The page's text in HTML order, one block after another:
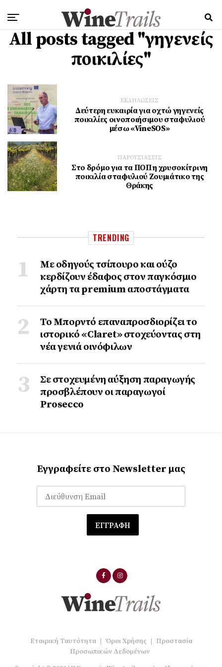
All posts tagged "γηγενείς
ποικιλίες"
ΕΚΔΗΛΩΣΕΙΣ
Δεύτερη ευκαιρία για οχτώ γηγενείς
ποικιλίες οινοποιήσιμου σταφυλιού
μέσω «VineSOS»
ΠΑΡΟΥΣΙΑΣΕΙΣ
Στο δρόμο για τα ΠΟΠ η χρυσοκίτρινη
ποικιλία σταφυλιού Ζουμιάτικο της
Θράκης
TRENDING
Με οδηγούς τσίπουρο και ούζο
κερδίζουν έδαφος στoν παγκόσμιο
χάρτη τα premium αποστάγματα
Το Μπορντό επαναπροσδιορίζει το
ιστορικό «Claret» στοχεύοντας στη
νέα γενιά οινόφιλων
Σε στοχευμένη αύξηση παραγωγής
προσβλέπουν οι παραγωγοί
Prosecco
Εγγραφείτε στο Newsletter μας
Εταιρική Ταυτότητα | Όροι Χρήσης | Προστασία
Προσωπικών Δεδομένων